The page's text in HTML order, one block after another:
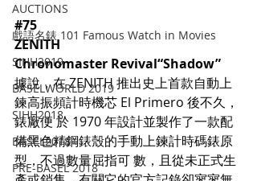
AUCTIONS
戲語名錶 101 Famous Watch in Movies
SIHH2019
BASELWORLD 2019
SIHH2018
BASEL2018
PRE-BASEL 2018
#75
ZENITH
Chronomaster Revival“Shadow”
據說，在 ZENITH 推出史上首款自動上
鍊高振頻計時機芯 El Primero 後不久，
錶廠便 於 1970 年設計並製作了一款配
備黑色精鋼錶殼的手動上鍊計時碼錶原
型，不過數量屈指可 數，且從未正式生